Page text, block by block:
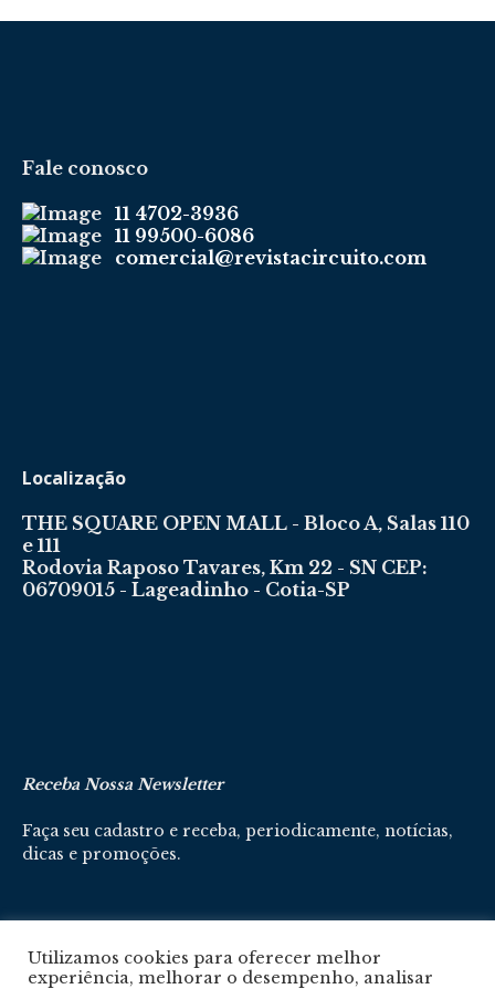
Fale conosco
11 4702-3936
11 99500-6086
comercial@revistacircuito.com
Localização
THE SQUARE OPEN MALL - Bloco A, Salas 110
e 111
Rodovia Raposo Tavares, Km 22 - SN CEP:
06709015 - Lageadinho - Cotia-SP
Receba Nossa Newsletter
Faça seu cadastro e receba, periodicamente, notícias,
dicas e promoções.
Cadastre-se aqui
Utilizamos cookies para oferecer melhor
experiência, melhorar o desempenho, analisar